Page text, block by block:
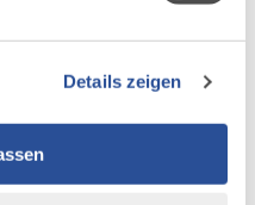
Details zeigen
dann mit
30